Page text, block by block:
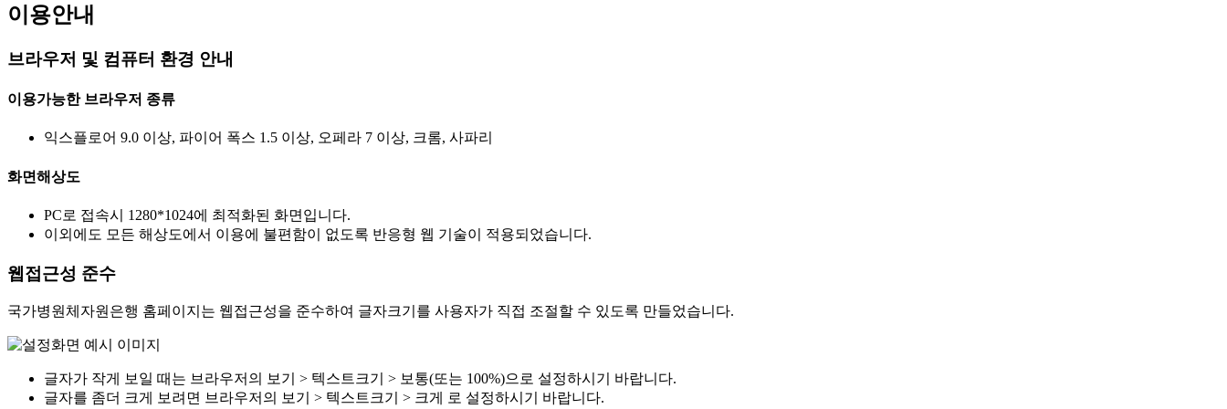
이용안내
브라우저 및 컴퓨터 환경 안내
이용가능한 브라우저 종류
익스플로어 9.0 이상, 파이어 폭스 1.5 이상, 오페라 7 이상, 크롬, 사파리
화면해상도
PC로 접속시 1280*1024에 최적화된 화면입니다.
이외에도 모든 해상도에서 이용에 불편함이 없도록 반응형 웹 기술이 적용되었습니다.
웹접근성 준수
국가병원체자원은행 홈페이지는 웹접근성을 준수하여 글자크기를 사용자가 직접 조절할 수 있도록 만들었습니다.
글자가 작게 보일 때는 브라우저의 보기 > 텍스트크기 > 보통(또는 100%)으로 설정하시기 바랍니다.
글자를 좀더 크게 보려면 브라우저의 보기 > 텍스트크기 > 크게 로 설정하시기 바랍니다.